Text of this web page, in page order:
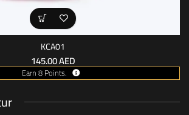
KCA01
145.00AED
Earn 8 Points.